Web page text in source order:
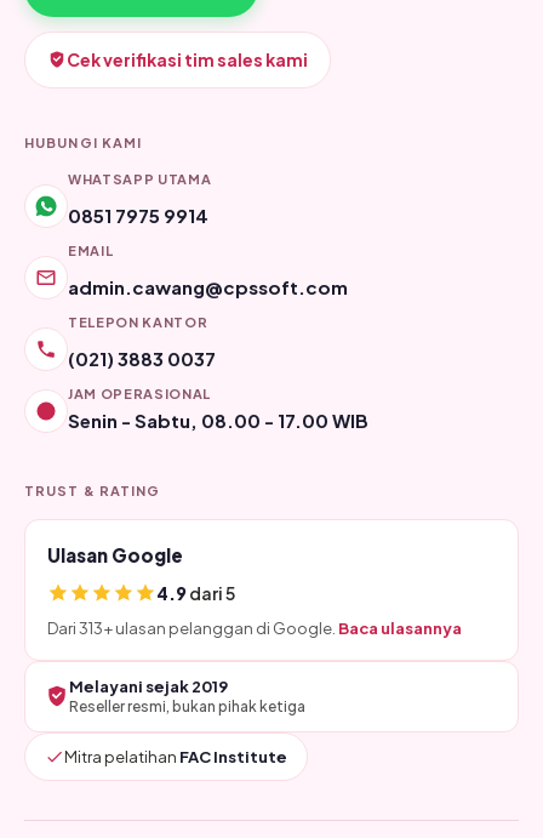
Cek verifikasi tim sales kami
HUBUNGI KAMI
WHATSAPP UTAMA
0851 7975 9914
EMAIL
admin.cawang@cpssoft.com
TELEPON KANTOR
(021) 3883 0037
JAM OPERASIONAL
Senin - Sabtu, 08.00 - 17.00 WIB
TRUST & RATING
Ulasan Google
4.9dari 5
Dari 313+ ulasan pelanggan di Google. Baca ulasannya
Melayani sejak 2019
Reseller resmi, bukan pihak ketiga
Mitra pelatihan FAC Institute